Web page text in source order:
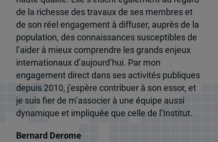
de la richesse des travaux de ses membres et
de son réel engagement à diffuser, auprès de la
population, des connaissances susceptibles de
l’aider à mieux comprendre les grands enjeux
internationaux d’aujourd’hui. Par mon
engagement direct dans ses activités publiques
depuis 2010, j’espère contribuer à son essor, et
je suis fier de m’associer à une équipe aussi
dynamique et impliquée que celle de l’Institut.
Bernard Derome